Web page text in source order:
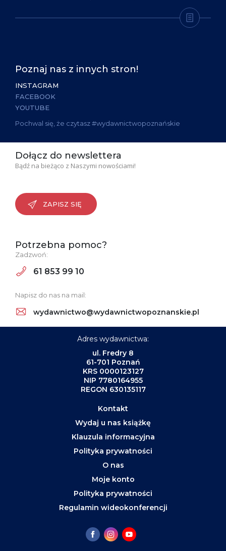
Poznaj nas z innych stron!
INSTAGRAM
FACEBOOK
YOUTUBE
Pochwal się, że czytasz #wydawnictwopoznańskie
Dołącz do newslettera
Bądź na bieżąco z Naszymi nowościami!
ZAPISZ SIĘ
Potrzebna pomoc?
Zadzwoń:
61 853 99 10
Napisz do nas na mail:
wydawnictwo@wydawnictwopoznanskie.pl
Adres wydawnictwa:
ul. Fredry 8
61-701 Poznań
KRS 0000123127
NIP 7780164955
REGON 630135117
Kontakt
Wydaj u nas książkę
Klauzula informacyjna
Polityka prywatności
O nas
Moje konto
Polityka prywatności
Regulamin wideokonferencji